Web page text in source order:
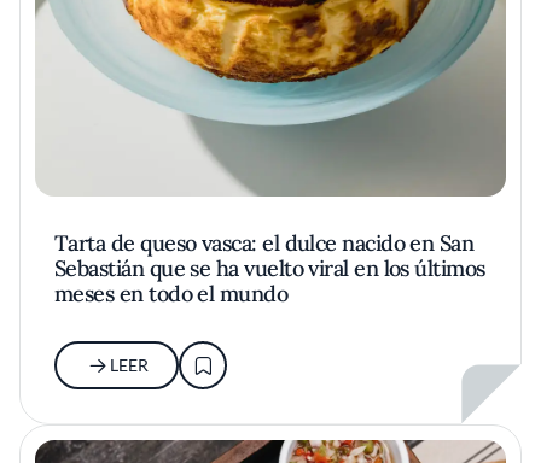
Tarta de queso vasca: el dulce nacido en San
Sebastián que se ha vuelto viral en los últimos
meses en todo el mundo
LEER